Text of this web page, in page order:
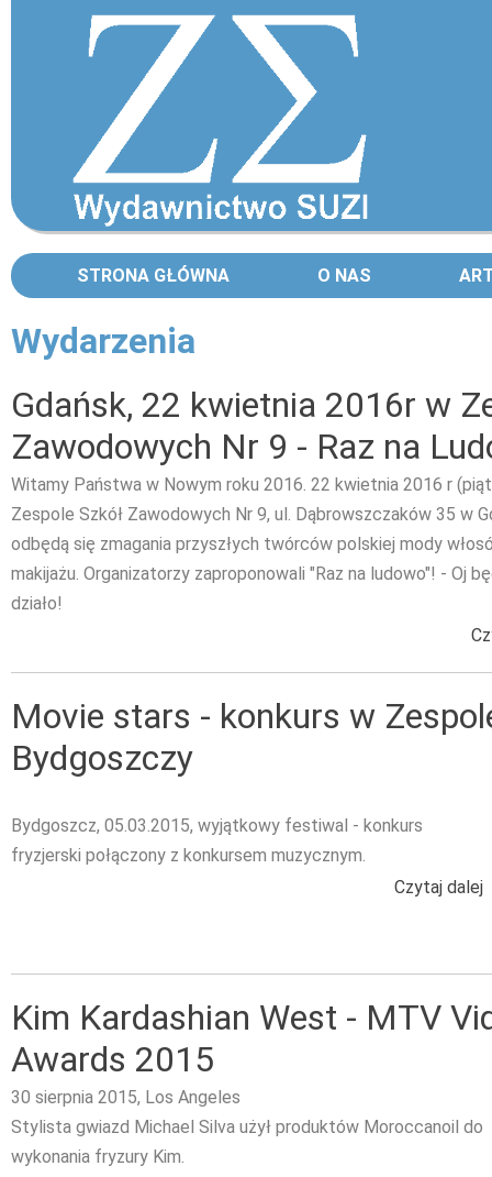
STRONA GŁÓWNA O NAS
Wydarzenia
Gdańsk, 22 kwietnia 2016r w
Zawodowych Nr 9 - Raz na
Witamy Państwa w Nowym roku 2016. 22 kwietnia 2016 r
Zespole Szkół Zawodowych Nr 9, ul. Dąbrowszczaków 35 w
odbędą się zmagania przyszłych twórców polskiej mody
makijażu. Organizatorzy zaproponowali "Raz na ludowo"! - Oj
działo!
Movie stars - konkurs w
Bydgoszczy
Bydgoszcz, 05.03.2015, wyjątkowy festiwal - konkurs
fryzjerski połączony z konkursem muzycznym.
Czytaj dalej
Kim Kardashian West - MTV
Awards 2015
30 sierpnia 2015, Los Angeles
Stylista gwiazd Michael Silva użył produktów Moroccanoil do
wykonania fryzury Kim.